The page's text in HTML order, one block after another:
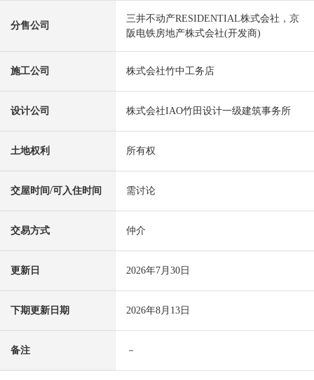
分售公司
三井不动产RESIDENTIAL株式会社，京
阪电铁房地产株式会社(开发商)
施工公司 株式会社竹中工务店
设计公司 株式会社IAO竹田设计一级建筑事务所
土地权利 所有权
交屋时间/可入住时间 需讨论
交易方式 仲介
更新日 2026年7月30日
下期更新日期 2026年8月13日
备注 －